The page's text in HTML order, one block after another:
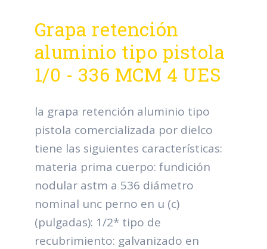
Grapa retención
aluminio tipo pistola
1/0 - 336 MCM 4 UES
la grapa retención aluminio tipo
pistola comercializada por dielco
tiene las siguientes características:
materia prima cuerpo: fundición
nodular astm a 536 diámetro
nominal unc perno en u (c)
(pulgadas): 1/2* tipo de
recubrimiento: galvanizado en